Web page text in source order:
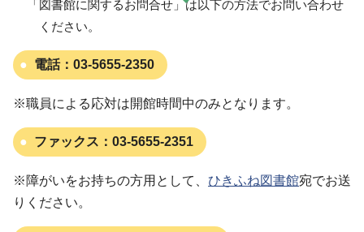
「図書館に関するお問合せ」は以下の方法でお問い合わせ
ください。
電話： 03-5655-2350
※職員による応対は開館時間中のみとなります。
ファックス： 03-5655-2351
※障がいをお持ちの方用として、 ひきふね図書館宛でお送
りください。